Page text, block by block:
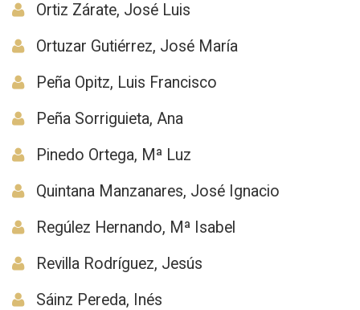
Ortiz Zárate, José Luis
Ortuzar Gutiérrez, José María
Peña Opitz, Luis Francisco
Peña Sorriguieta, Ana
Pinedo Ortega, Mª Luz
Quintana Manzanares, José Ignacio
Regúlez Hernando, Mª Isabel
Revilla Rodríguez, Jesús
Sáinz Pereda, Inés